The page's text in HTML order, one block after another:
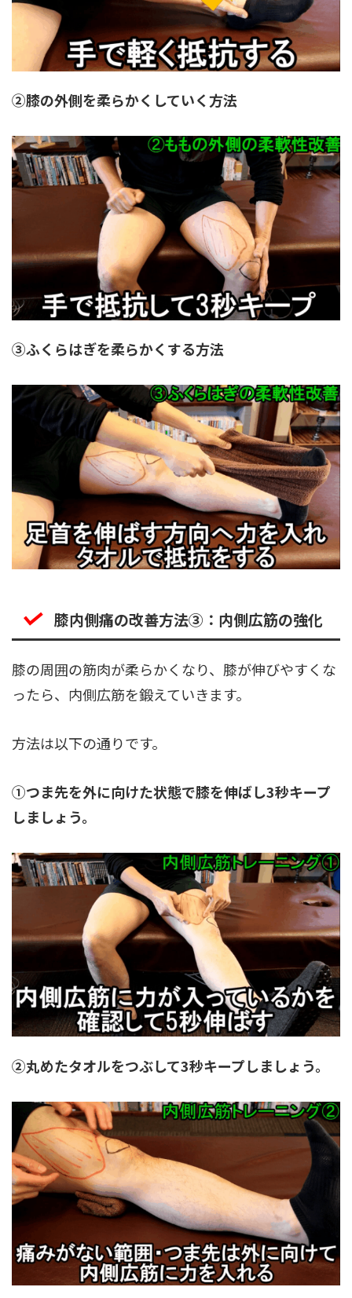
②膝の外側を柔らかくしていく方法
③ふくらはぎを柔らかくする方法
膝内側痛の改善方法③：内側広筋の強化
膝の周囲の筋肉が柔らかくなり、膝が伸びやすくな
ったら、内側広筋を鍛えていきます。
方法は以下の通りです。
①つま先を外に向けた状態で膝を伸ばし3秒キープ
しましょう。
②丸めたタオルをつぶして3秒キープしましょう。